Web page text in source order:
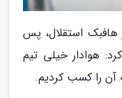
هافبک استقلال، پس
هوادار خیلی تیم